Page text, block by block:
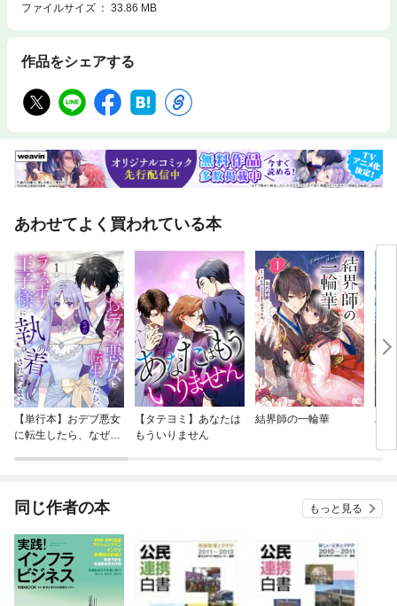
ファイルサイズ
33.86 MB
作品をシェアする
あわせてよく買われている本
【単行本】おデブ悪女
に転生したら、なぜか
【タテヨミ】あなたは
もういりません
結界師の一輪華
バ
今
同じ作者の本 もっと見る